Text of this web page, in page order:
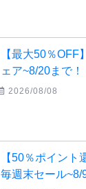
【最大50％OFF
ェア~8/20まで！
2026/08/08
【50％ポイン
毎週末セール~8/